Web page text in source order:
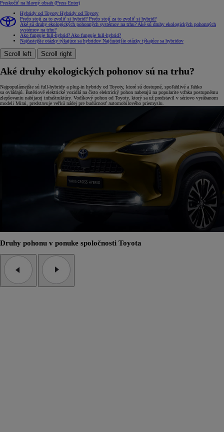
Preskočiť na hlavný obsah (Press Enter)
Hybridy od Toyoty Hybridy od Toyoty
Prečo stojí za to zvoliť si hybrid? Prečo stojí za to zvoliť si hybrid?
Aké sú druhy ekologických pohonných systémov na trhu? Aké sú druhy ekologických pohonných
systémov na trhu?
Ako funguje full-hybrid? Ako funguje full-hybrid?
Najčastejšie otázky týkajúce sa hybridov Najčastejšie otázky týkajúce sa hybridov
Scroll left Scroll right
Aké druhy ekologických pohonov sú na trhu?
Najpopulárnejšie sú full-hybridy a plug-in hybridy od Toyoty, ktoré sú dostupné, spoľahlivé a ľahko
sa ovládajú. Batériové elektrické vozidlá na čisto elektrický pohon naberajú na popularite vďaka postupnému
zlepšovaniu nabíjacej infraštruktúry. Vodíkový pohon od Toyoty, ktorý sa už predstavil v sériovo vyrábanom
modeli Mirai, predstavuje veľkú nádej pre budúcnosť automobilového priemyslu.
Druhy pohonu v ponuke spoločnosti Toyota